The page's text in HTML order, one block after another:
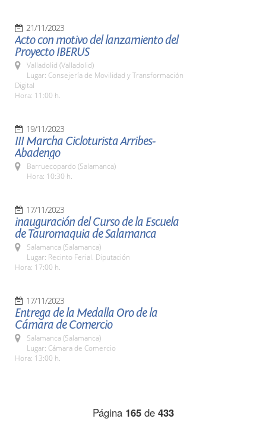
21/11/2023
Acto con motivo del lanzamiento del
Proyecto IBERUS
Valladolid (Valladolid)
Lugar: Consejería de Movilidad y Transformación
Digital
Hora: 11:00 h.
19/11/2023
III Marcha Cicloturista Arribes-
Abadengo
Barruecopardo (Salamanca)
Hora: 10:30 h.
17/11/2023
inauguración del Curso de la Escuela
de Tauromaquia de Salamanca
Salamanca (Salamanca)
Lugar: Recinto Ferial. Diputación
Hora: 17:00 h.
17/11/2023
Entrega de la Medalla Oro de la
Cámara de Comercio
Salamanca (Salamanca)
Lugar: Cámara de Comercio
Hora: 13:00 h.
Página 165de 433